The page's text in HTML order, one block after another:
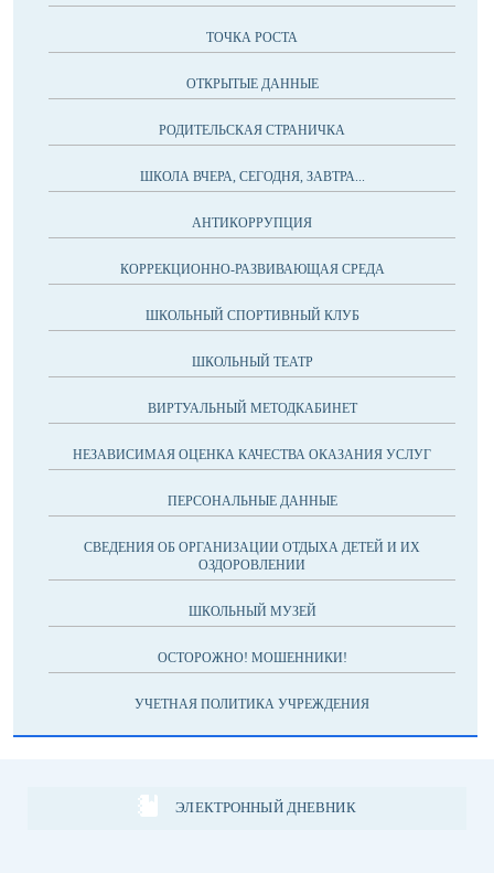
ТОЧКА РОСТА
ОТКРЫТЫЕ ДАННЫЕ
РОДИТЕЛЬСКАЯ СТРАНИЧКА
ШКОЛА ВЧЕРА, СЕГОДНЯ, ЗАВТРА...
АНТИКОРРУПЦИЯ
КОРРЕКЦИОННО-РАЗВИВАЮЩАЯ СРЕДА
ШКОЛЬНЫЙ СПОРТИВНЫЙ КЛУБ
ШКОЛЬНЫЙ ТЕАТР
ВИРТУАЛЬНЫЙ МЕТОДКАБИНЕТ
НЕЗАВИСИМАЯ ОЦЕНКА КАЧЕСТВА ОКАЗАНИЯ УСЛУГ
ПЕРСОНАЛЬНЫЕ ДАННЫЕ
СВЕДЕНИЯ ОБ ОРГАНИЗАЦИИ ОТДЫХА ДЕТЕЙ И ИХ
ОЗДОРОВЛЕНИИ
ШКОЛЬНЫЙ МУЗЕЙ
ОСТОРОЖНО! МОШЕННИКИ!
УЧЕТНАЯ ПОЛИТИКА УЧРЕЖДЕНИЯ
ЭЛЕКТРОННЫЙ ДНЕВНИК